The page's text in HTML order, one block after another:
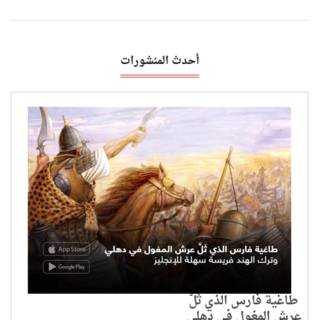
أحدث المنشورات
طاغية فارس الذي ثَلَّ